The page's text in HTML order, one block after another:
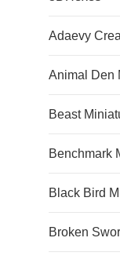
Adaevy
Animal Den
Beast
Benchmark
Black Bird
Broken